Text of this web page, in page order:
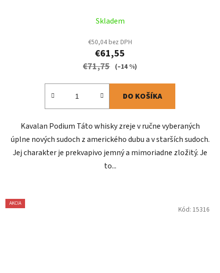
Skladem
€50,04 bez DPH
€61,55
€71,75 (–14 %)
DO KOŠÍKA
Kavalan Podium Táto whisky zreje v ručne vyberaných
úplne nových sudoch z amerického dubu a v starších sudoch.
Jej charakter je prekvapivo jemný a mimoriadne zložitý. Je
to...
AKCIA
Kód: 15316